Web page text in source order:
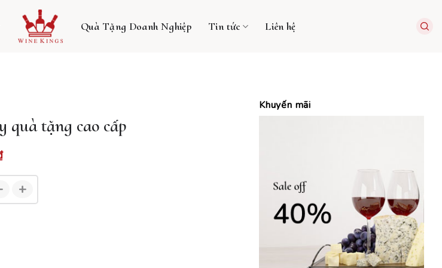
Quà Tặng Doanh Nghiệp Tin tức Liên hệ
Khuyến mãi
quà tặng cao cấp
+